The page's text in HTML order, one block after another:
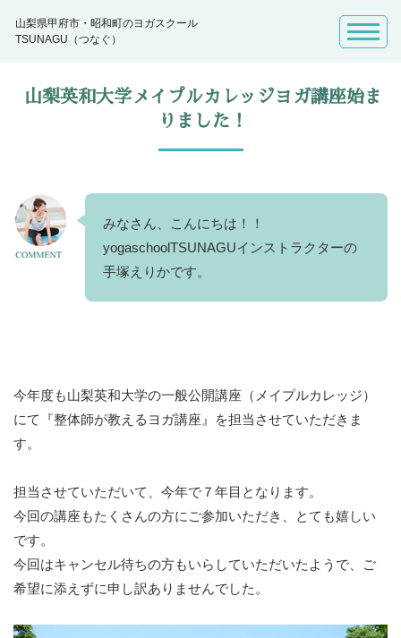
山梨県甲府市・昭和町のヨガスクール
TSUNAGU（つなぐ）
山梨英和大学メイプルカレッジヨガ講座始ま
りました！
みなさん、こんにちは！！
yogaschoolTSUNAGUインストラクターの
手塚えり かです。
今年度も山梨英和大学の一般公開講座（メイプルカレッジ）
にて『整体師が教えるヨガ講座』を担当させていただきま
す。
担当させていただいて、今年で７年目となります。
今回の講座もたくさんの方にご参加いただき、とても嬉しい
です。
今回はキャンセル待ちの方もいらしていただいたようで、ご
希望に添えずに申し訳ありませんでした。